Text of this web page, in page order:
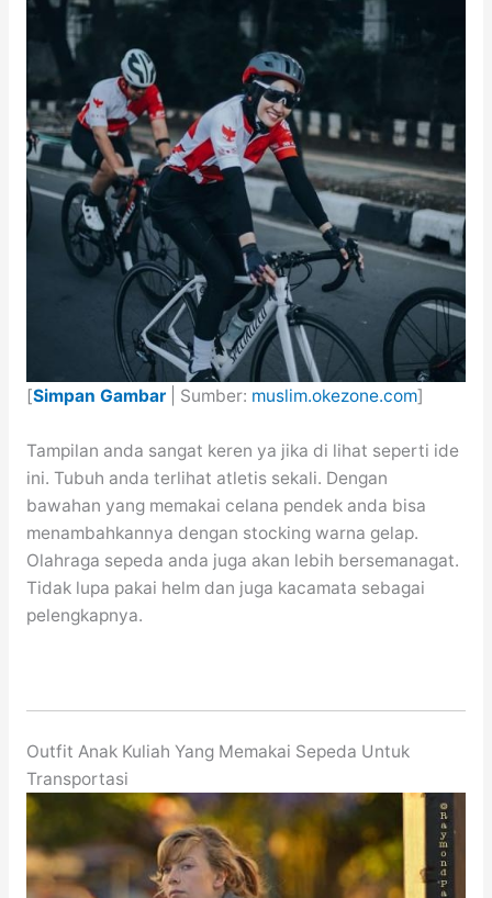
[Simpan Gambar| Sumber: muslim.okezone.com]
Tampilan anda sangat keren ya jika di lihat seperti ide
ini. Tubuh anda terlihat atletis sekali. Dengan
bawahan yang memakai celana pendek anda bisa
menambahkannya dengan stocking warna gelap.
Olahraga sepeda anda juga akan lebih bersemanagat.
Tidak lupa pakai helm dan juga kacamata sebagai
pelengkapnya.
Outfit Anak Kuliah Yang Memakai Sepeda Untuk
Transportasi